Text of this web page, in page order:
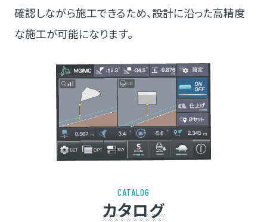
確認しながら施工できるため、設計に沿った高精度
な施工が可能になります。
CATALOG
カタログ